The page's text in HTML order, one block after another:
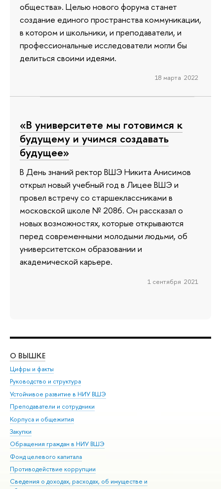
общества». Целью нового форума станет
создание единого пространства коммуникации,
в котором и школьники, и преподаватели, и
профессиональные исследователи могли бы
делиться своими идеями.
18 марта 2022
«В университете мы готовимся к
будущему и учимся создавать
будущее»
В День знаний ректор ВШЭ Никита Анисимов
открыл новый учебный год в Лицее ВШЭ и
провел встречу со старшеклассниками в
московской школе № 2086. Он рассказал о
новых возможностях, которые открываются
перед современными молодыми людьми, об
университетском образовании и
академической карьере.
1 сентября 2021
О ВЫШКЕ
Цифры и факты
Руководство и структура
Устойчивое развитие в НИУ ВШЭ
Преподаватели и сотрудники
Корпуса и общежития
Закупки
Обращения граждан в НИУ ВШЭ
Фонд целевого капитала
Противодействие коррупции
Сведения о доходах, расходах, об имуществе и